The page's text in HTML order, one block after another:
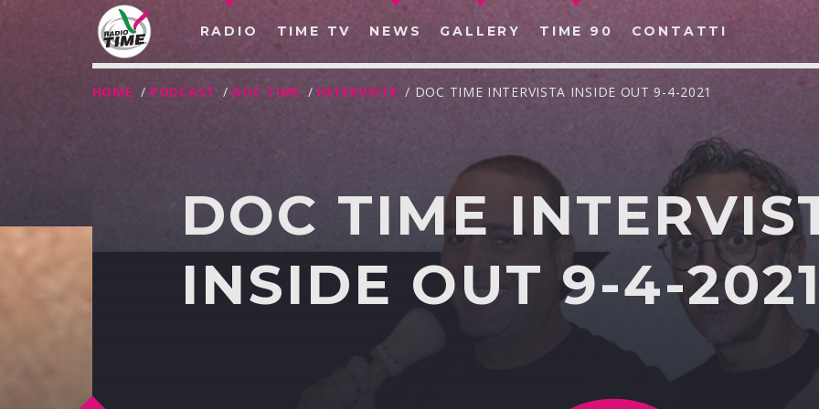
RADIO TIME TV NEWS GALLERY TIME 90 CONTATTI
CERCA NEL SITO WEB:
HOME / PODCAST / DOC TIME / INTERVISTE / DOC TIME INTERVISTA INSIDE OUT 9-4-2021
DOC TIME
INSIDE OUT 9-4-